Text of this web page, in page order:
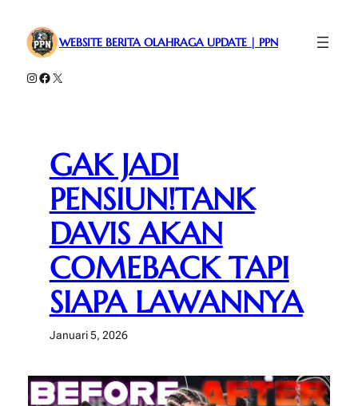
konten
WEBSITE BERITA OLAHRAGA UPDATE | PPN
Instagram
Facebook
X
GAK JADI
PENSIUN!TANK
DAVIS AKAN
COMEBACK TAPI
SIAPA LAWANNYA
Januari 5, 2026